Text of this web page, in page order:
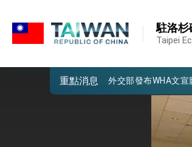
駐洛杉
Taipei
重點消息
第一屆亞太在宅醫療
總統出訪史瓦帝尼
堅定走向世界 賴總
總統與五院院長新